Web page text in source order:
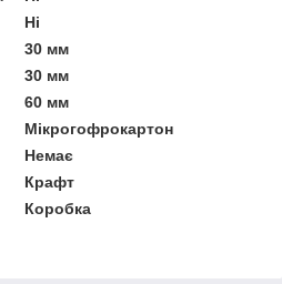
Ні
30 мм
30 мм
60 мм
Мікрогофрокартон
Немає
Крафт
Коробка